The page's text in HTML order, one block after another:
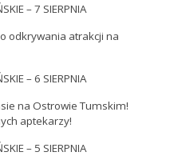
– 7 SIERPNIA
odkrywania atrakcji na
– 6 SIERPNIA
na Ostrowie Tumskim!
aptekarzy!
– 5 SIERPNIA